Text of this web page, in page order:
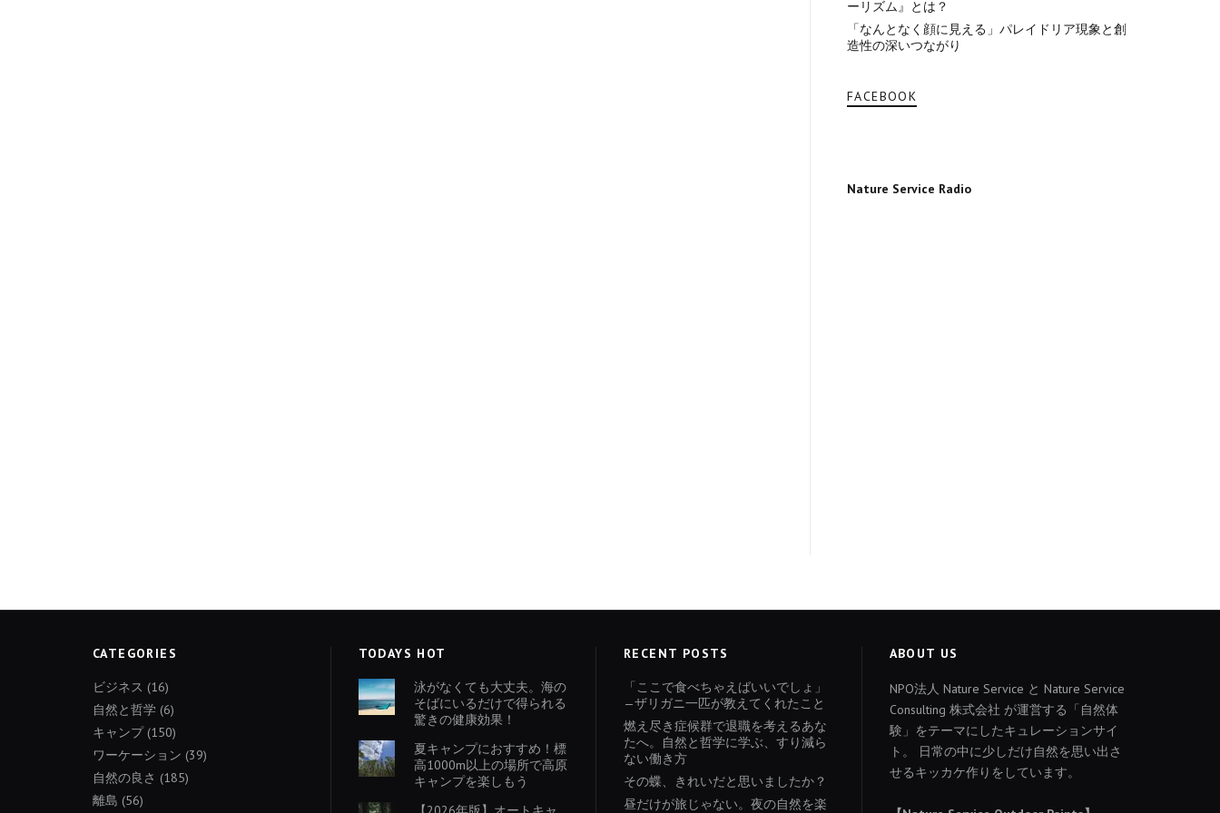
ーリズム』とは？
「なんとなく顔に見える」パレイドリア現象と創
造性の深いつながり
FACEBOOK
Nature Service Radio
CATEGORIES
ビジネス (16)
自然と哲学 (6)
キャンプ(150)
ワーケーション (39)
自然の良さ (185)
離島 (56)
TODAYS HOT
泳がなくても大丈夫。海の
そばにいるだけで得られる
驚きの健康効果！
夏キャンプにおすすめ！標
高1000m以上の場所で高原
キャンプを楽しもう
RECENT POSTS
「ここで食べちゃえばいいでしょ」
—ザリガニ一匹が教えてくれたこと
燃え尽き症候群で退職を考えるあな
たへ。自然と哲学に学ぶ、すり減ら
ない働き方
その蝶、きれいだと思いましたか？
昼だけが旅じゃない。夜の自然を楽
ABOUT US
NPO法人 Nature Service と Nature Service
Consulting 株式会社 が運営する「自然体
験」をテーマにしたキュレーションサイ
ト。 日常の中に少しだけ自然を思い出さ
せるキッカケ作りをしています。